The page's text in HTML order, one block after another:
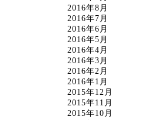
2016年8月
2016年7月
2016年6月
2016年5月
2016年4月
2016年3月
2016年2月
2016年1月
2015年12月
2015年11月
2015年10月